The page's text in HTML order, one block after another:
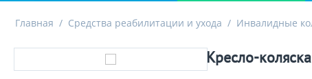
Главная / Средства реабилитации и ухода / Инвалидные
Кресло-